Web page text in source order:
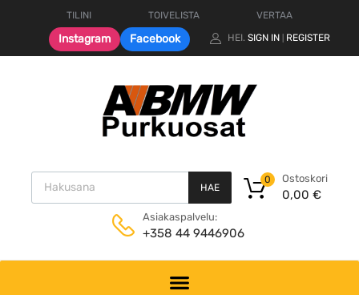
TILINI TOIVELISTA VERTAA
Instagram Facebook HEI. SIGN IN REGISTER
Products search
HAE
Ostoskori
0,00 €
0
Asiakaspalvelu:
+358 44 9446906